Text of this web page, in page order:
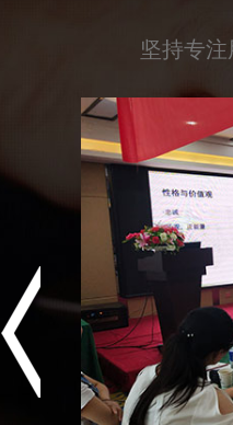
坚持专